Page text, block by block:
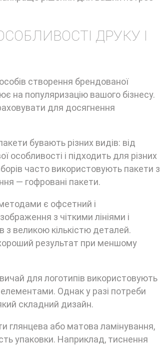
ДРУКУ І
створення брендованої
на популяризацію вашого бізнесу.
для досягнення
бувають різних видів: від
і підходить для різних
часто використовують пакети з
— гофровані пакети.
є офсетний і
з чіткими лініями і
великою кількістю деталей.
результат при меншому
для логотипів використовують
Однак у разі потреби
складний дизайн.
глянцева або матова ламінування,
упаковки. Наприклад, тиснення